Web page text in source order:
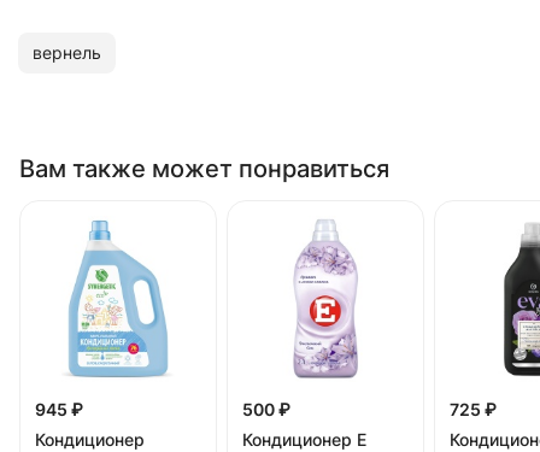
вернель
Вам также может понравиться
945 ₽
Кондиционер
500 ₽
Кондиционер E
725 ₽